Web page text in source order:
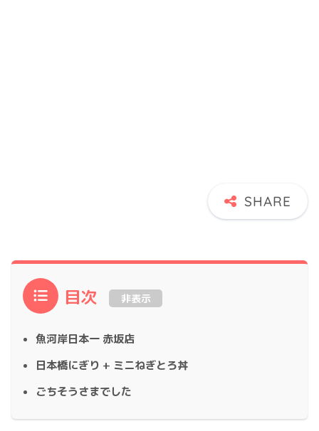
目次 非表示
魚河岸日本一 赤坂店
日本橋にぎり + ミニねぎとろ丼
ごちそうさまでした